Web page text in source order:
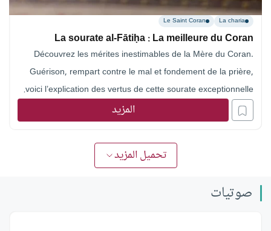
La charia
Le Saint Coran
La sourate al-Fātiḥa : La meilleure du Coran
Découvrez les mérites inestimables de la Mère du Coran.
Guérison, rempart contre le mal et fondement de la prière,
voici l’explication des vertus de cette sourate exceptionnelle.
المزيد
تحميل المزيد
صوتيات